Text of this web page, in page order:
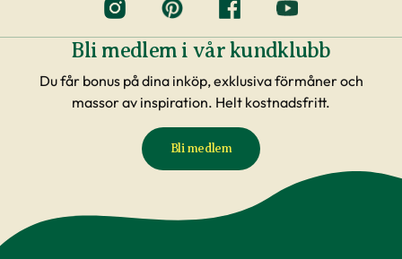
Bli medlem i vår kundklubb
Du får bonus på dina inköp, exklusiva förmåner och
massor av inspiration. Helt kostnadsfritt.
Bli medlem